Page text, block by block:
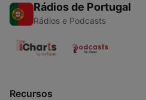
Rádios de Portugal
Rádios e Podcasts
Recursos